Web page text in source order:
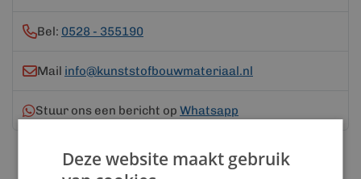
Bel: 0528 - 355190
Mail info@kunststofbouwmateriaal.nl
Stuur ons een bericht op Whatsapp
Deze website maakt gebruik